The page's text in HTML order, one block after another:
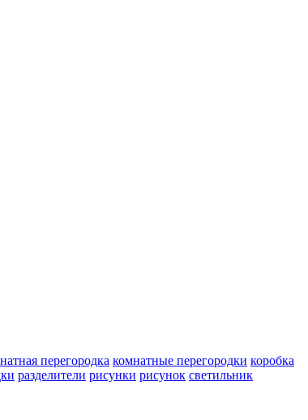
перегородка комнатные перегородки коробка
разделители рисунки рисунок светильник